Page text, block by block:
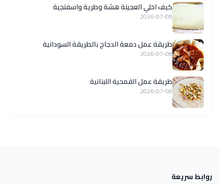
كيف اخلي العجينة هشة وطرية واسفنجية
2026-07-08
طريقة عمل دمعة الدجاج بالطريقة السودانية
2026-07-08
طريقة عمل القمحية اللبنانية
2026-07-08
روابط سريعة